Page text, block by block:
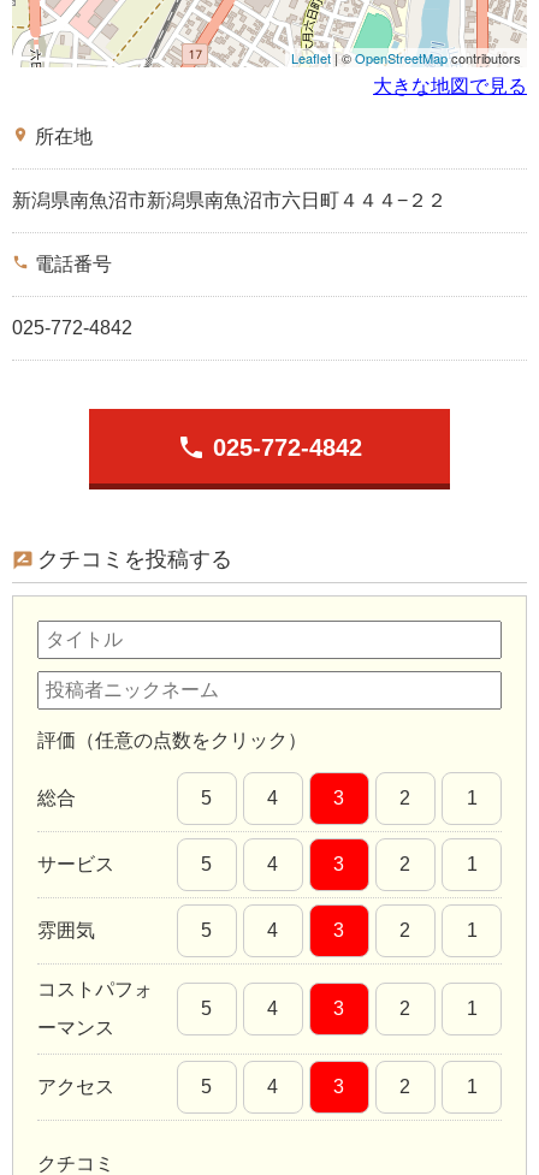
Leaflet | ©OpenStreetMapcontributors
大きな地図で見る
place 所在地
新潟県南魚沼市新潟県南魚沼市六日町４４４−２２
phone 電話番号
025-772-4842
phone 025-772-4842
クチコミを投稿する
評価（任意の点数をクリック）
総合 5 4 3 2 1
サービス 5 4 3 2 1
雰囲気 5 4 3 2 1
コストパフォ
ーマンス
5 4 3 2 1
アクセス 5 4 3 2 1
クチコミ